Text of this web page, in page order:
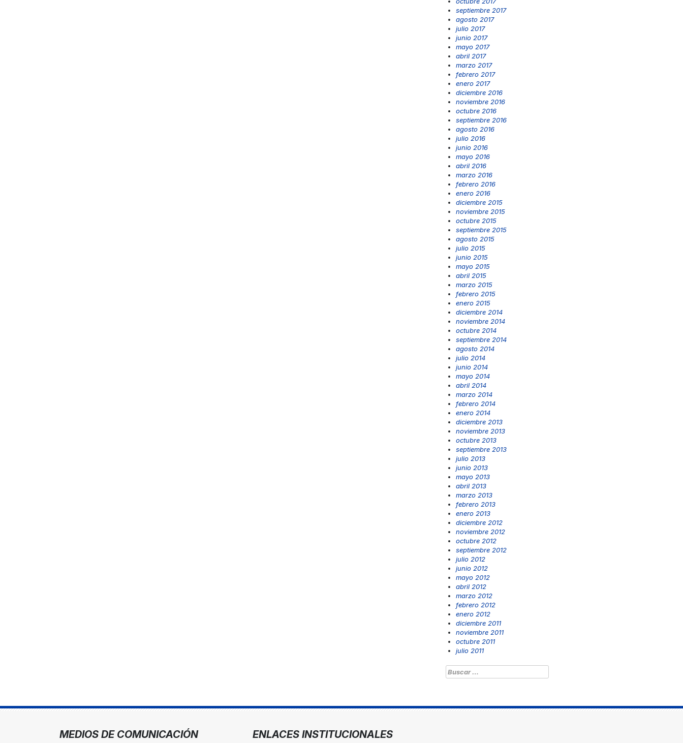
septiembre 2017
agosto 2017
julio 2017
junio 2017
mayo 2017
abril 2017
marzo 2017
febrero 2017
enero 2017
diciembre 2016
noviembre 2016
octubre 2016
septiembre 2016
agosto 2016
julio 2016
junio 2016
mayo 2016
abril 2016
marzo 2016
febrero 2016
enero 2016
diciembre 2015
noviembre 2015
octubre 2015
septiembre 2015
agosto 2015
julio 2015
junio 2015
mayo 2015
abril 2015
marzo 2015
febrero 2015
enero 2015
diciembre 2014
noviembre 2014
octubre 2014
septiembre 2014
agosto 2014
julio 2014
junio 2014
mayo 2014
abril 2014
marzo 2014
febrero 2014
enero 2014
diciembre 2013
noviembre 2013
octubre 2013
septiembre 2013
julio 2013
junio 2013
mayo 2013
abril 2013
marzo 2013
febrero 2013
enero 2013
diciembre 2012
noviembre 2012
octubre 2012
septiembre 2012
julio 2012
junio 2012
mayo 2012
abril 2012
marzo 2012
febrero 2012
enero 2012
diciembre 2011
noviembre 2011
octubre 2011
julio 2011
Buscar:
MEDIOS DE COMUNICACIÓN ENLACES INSTITUCIONALES